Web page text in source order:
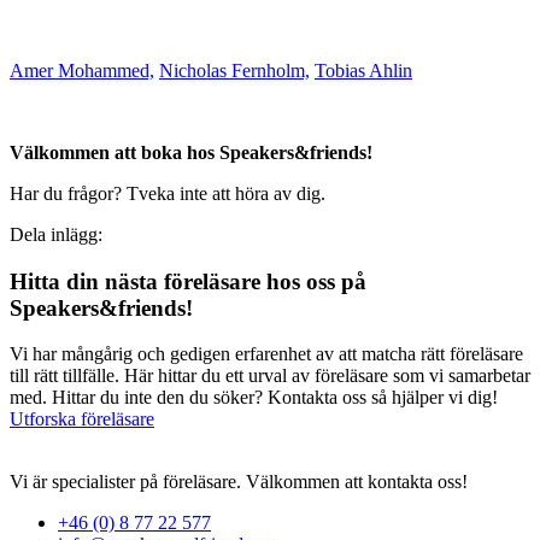
Amer Mohammed, Nicholas Fernholm, Tobias Ahlin
Välkommen att boka hos Speakers&friends!
Har du frågor? Tveka inte att höra av dig.
Dela inlägg:
Hitta din nästa föreläsare hos oss på
Speakers&friends!
Vi har mångårig och gedigen erfarenhet av att matcha rätt föreläsare
till rätt tillfälle. Här hittar du ett urval av föreläsare som vi samarbetar
med. Hittar du inte den du söker? Kontakta oss så hjälper vi dig!
Utforska föreläsare
Vi är specialister på föreläsare. Välkommen att kontakta oss!
+46 (0) 8 77 22 577